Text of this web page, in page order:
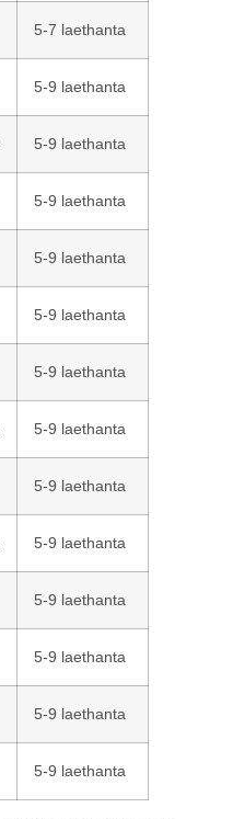
5-7 laethanta
5-9 laethanta
5-9 laethanta
5-9 laethanta
5-9 laethanta
5-9 laethanta
5-9 laethanta
5-9 laethanta
5-9 laethanta
5-9 laethanta
5-9 laethanta
5-9 laethanta
5-9 laethanta
5-9 laethanta